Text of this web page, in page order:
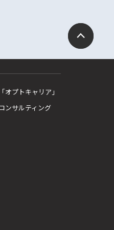
プトキャリア」
ンサルティング